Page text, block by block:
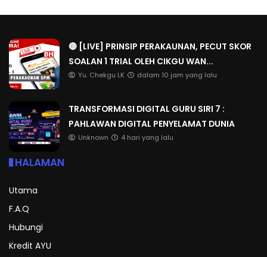
🔴 [LIVE] PRINSIP PERAKAUNAN, PECUT SKOR
SOALAN 1 TRIAL OLEH CIKGU WAN...
Yu. Chekgu LK dalam 10 jam yang lalu
TRANSFORMASI DIGITAL GURU SIRI 7 :
PAHLAWAN DIGITAL PENYELAMAT DUNIA
Unknown 4 hari yang lalu
HALAMAN
Utama
F.A.Q
Hubungi
Kredit AYU